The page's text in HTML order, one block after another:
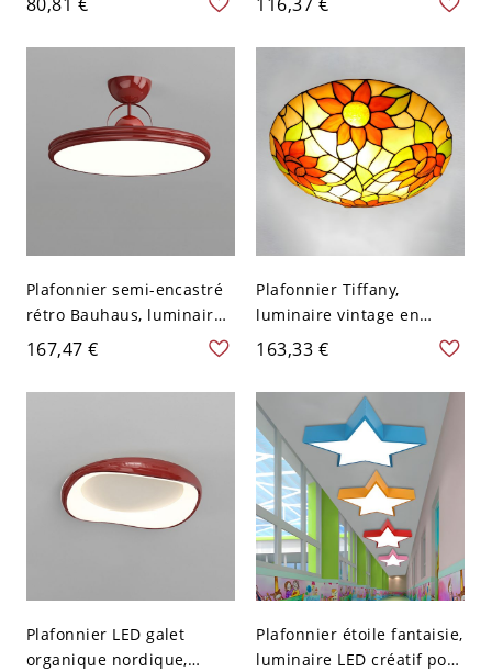
brillant pour chambre -
Rouge 110 V-120 V 30,48
métallique - Rouge 110 V-
120 V 40,64 cm
Plafonnier semi-encastré
rétro Bauhaus, luminaire
LED en métal brillant avec
accent sphérique
géométrique - 110 V-120 V
167,47 €
Plafonnier Tiffany,
luminaire vintage en
vitrail avec base en métal
pour chambre et entrée -
110 V-120 V Rouge-Vert
40,64 cm
163,33 €
Plafonnier LED galet
organique nordique,
Plafonnier étoile fantaisie,
luminaire LED créatif pour